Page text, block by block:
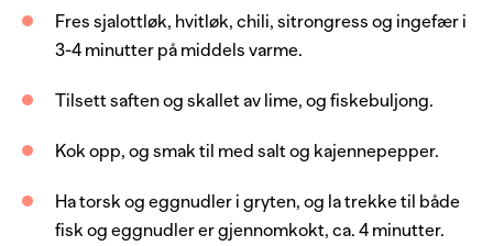
1 stk
lime
olivenolje
5 dl
fiskebuljong
250 g
eggnudler
kajennepepper
Fres sjalottløk, hvitløk, chili, sitrongress og ingefær i
3-4 minutter på middels varme.
Tilsett saften og skallet av lime, og fiskebuljong.
Kok opp, og smak til med salt og kajennepepper.
Ha torsk og eggnudler i gryten, og la trekke til både
fisk og eggnudler er gjennomkokt, ca. 4 minutter.